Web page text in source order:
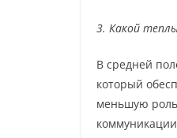
3. Какой
В средней
который
меньшую роль